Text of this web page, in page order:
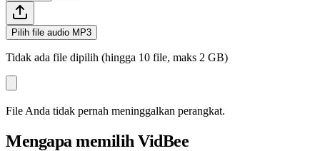
Pilih file audio MP3
Tidak ada file dipilih (hingga 10 file, maks 2 GB)
File Anda tidak pernah meninggalkan perangkat.
Mengapa memilih VidBee